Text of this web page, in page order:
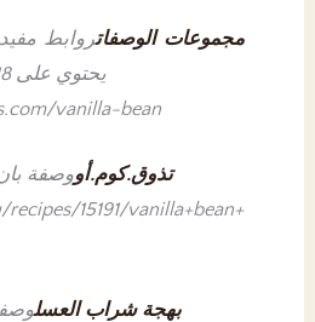
مجموعات الوصفاتروابط
يحتوي على 18 وصفة فانيليا شيقة
vanilla-bean
تذوق.كوم.أووصفة بان
15191/vanilla+bean+
بهجة شراب العسل